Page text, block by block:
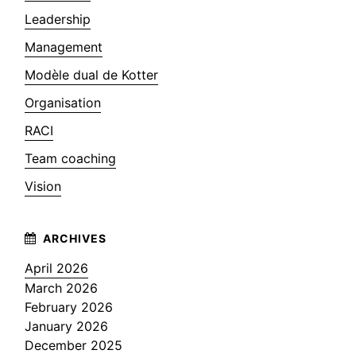
Leadership
Management
Modèle dual de Kotter
Organisation
RACI
Team coaching
Vision
April 2026
March 2026
February 2026
January 2026
December 2025